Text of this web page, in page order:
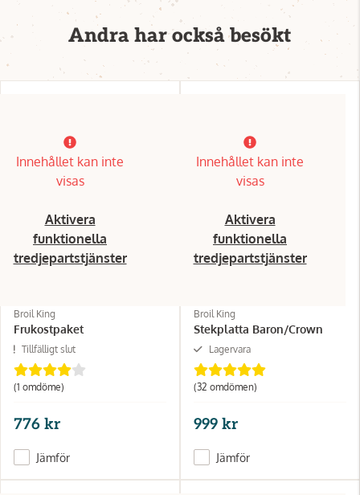
Andra har också besökt
Innehållet kan inte
visas
Aktivera
funktionella
tredjepartstjänster
Broil King
Frukostpaket
Tillfälligt slut
(1 omdöme)
776 kr
Jämför
Innehållet kan inte
visas
Aktivera
funktionella
tredjepartstjänster
Broil King
Stekplatta Baron/Crown
Lagervara
(32 omdömen)
999 kr
Jämför